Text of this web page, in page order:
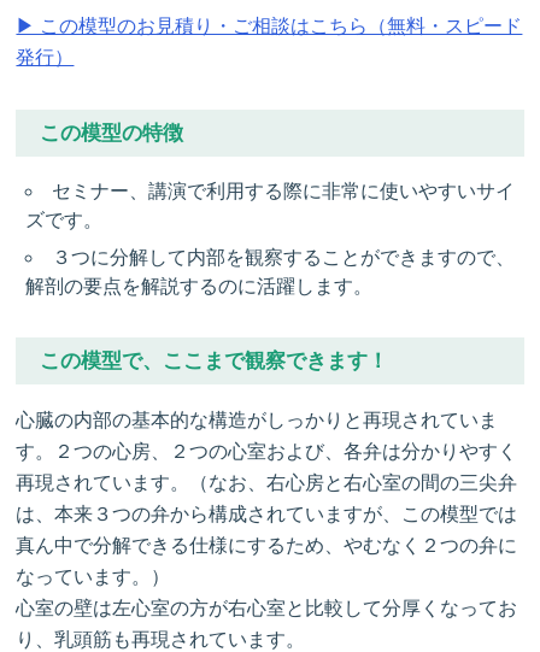
▶ この模型のお見積り・ご相談はこちら（無料・スピード
発行）
この模型の特徴
セミナー、講演で利用する際に非常に使いやすいサイ
ズです。
３つに分解して内部を観察することができますので、
解剖の要点を解説するのに活躍します。
この模型で、ここまで観察できます！
心臓の内部の基本的な構造がしっかりと再現されていま
す。２つの心房、２つの心室および、各弁は分かりやすく
再現されています。（なお、右心房と右心室の間の三尖弁
は、本来３つの弁から構成されていますが、この模型では
真ん中で分解できる仕様にするため、やむなく２つの弁に
なっています。）
心室の壁は左心室の方が右心室と比較して分厚くなってお
り、乳頭筋も再現されています。